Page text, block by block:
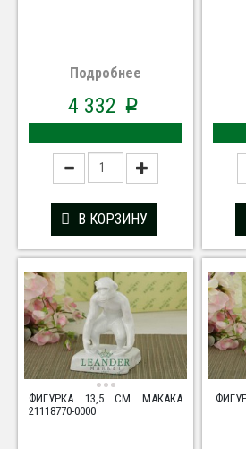
Подробнее
4 332 p
В КОРЗИНУ
ФИГУРКА 13,5 СМ МАКАКА
21118770-0000